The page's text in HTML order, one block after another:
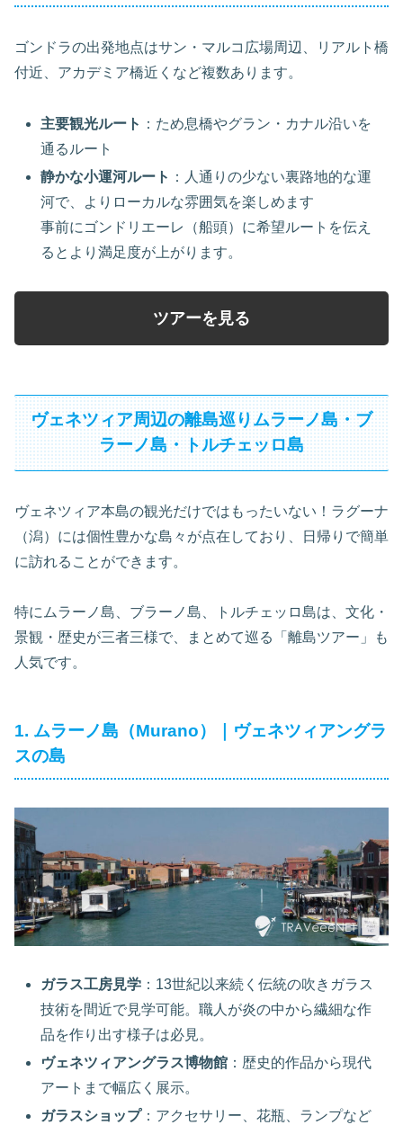
ゴンドラの出発地点はサン・マルコ広場周辺、リアルト橋
付近、アカデミア橋近くなど複数あります。
主要観光ルート ：ため息橋やグラン・カナル沿いを
通るルート
静かな小運河ルート ：人通りの少ない裏路地的な運
河で、よりローカルな雰囲気を楽しめます
事前にゴンドリエーレ（船頭）に希望ルートを伝え
るとより満足度が上がります。
ツアーを見る
ヴェネツィア周辺の離島巡りムラーノ島・ブ
ラーノ島・トルチェッロ島
ヴェネツィア本島の観光だけではもったいない！ラグーナ
（潟）には個性豊かな島々が点在しており、日帰りで簡単
に訪れることができます。
特にムラーノ島、ブラーノ島、トルチェッロ島は、文化・
景観・歴史が三者三様で、まとめて巡る「離島ツアー」も
人気です。
1. ムラーノ島（Murano）｜ヴェネツィアングラ
スの島
ガラス工房見学 ：13世紀以来続く伝統の吹きガラス
技術を間近で見学可能。職人が炎の中から繊細な作
品を作り出す様子は必見。
ヴェネツィアングラス博物館 ：歴史的作品から現代
アートまで幅広く展示。
ガラスショップ：アクセサリー、花瓶、ランプなど